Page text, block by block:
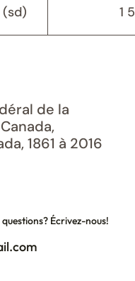
(sd) 1
de la
1861 à 2016
Écrivez-nous!